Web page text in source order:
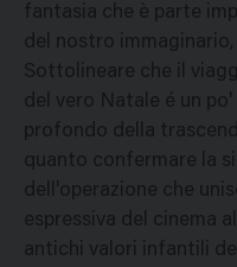
fantasia che è parte
del nostro
Sottolineare che il
del vero Natale é un
profondo della
quanto confermare la
dell'operazione che
espressiva del cinema
antichi valori infantili